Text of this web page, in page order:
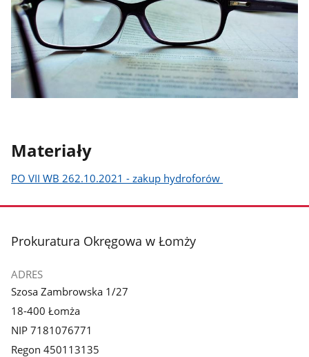
Materiały
PO VII WB 262.10.2021 - zakup hydroforów
stopka
Prokuratura Okręgowa w Łomży
ADRES
Szosa Zambrowska 1/27
18-400 Łomża
NIP 7181076771
Regon 450113135